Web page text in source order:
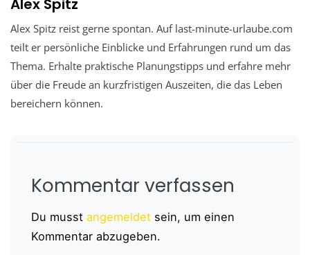
Alex Spitz
Alex Spitz reist gerne spontan. Auf last-minute-urlaube.com
teilt er persönliche Einblicke und Erfahrungen rund um das
Thema. Erhalte praktische Planungstipps und erfahre mehr
über die Freude an kurzfristigen Auszeiten, die das Leben
bereichern können.
Kommentar verfassen
Du musst angemeldet sein, um einen
Kommentar abzugeben.